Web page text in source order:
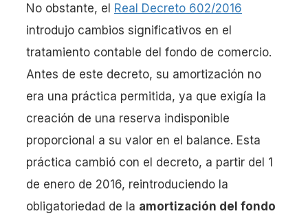
No obstante, el Real Decreto 602/2016
introdujo cambios significativos en el
tratamiento contable del fondo de comercio.
Antes de este decreto, su amortización no
era una práctica permitida, ya que exigía la
creación de una reserva indisponible
proporcional a su valor en el balance. Esta
práctica cambió con el decreto, a partir del 1
de enero de 2016, reintroduciendo la
obligatoriedad de la amortización del fondo